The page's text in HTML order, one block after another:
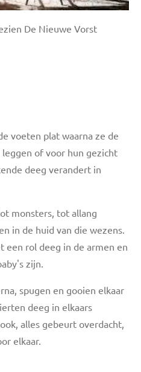
De Nieuwe Vorst
voeten plat waarna ze de
of voor hun gezicht
deeg verandert in
monsters, tot allang
in de huid van die wezens.
een rol deeg in de armen en
zijn.
spugen en gooien elkaar
deeg in elkaars
alles gebeurt overdacht,
elkaar.